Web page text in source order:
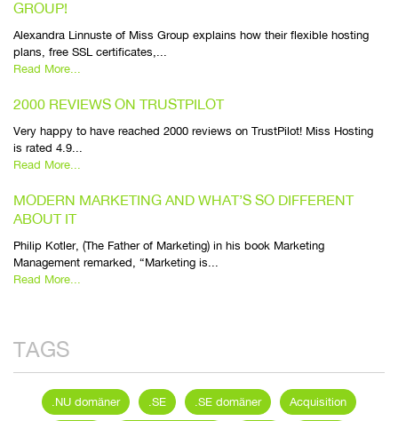
GROUP!
Alexandra Linnuste of Miss Group explains how their flexible hosting
plans, free SSL certificates,...
Read More...
2000 REVIEWS ON TRUSTPILOT
Very happy to have reached 2000 reviews on TrustPilot! Miss Hosting
is rated 4.9...
Read More...
MODERN MARKETING AND WHAT’S SO DIFFERENT
ABOUT IT
Philip Kotler, (The Father of Marketing) in his book Marketing
Management remarked, “Marketing is...
Read More...
TAGS
.NU domäner .SE .SE domäner Acquisition